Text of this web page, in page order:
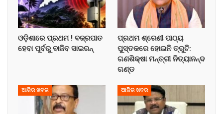
ଓଡ଼ିଶାରେ ପ୍ରଥମ ! ବଜ୍ରପାତ
ହେବା ପୂର୍ବରୁ ବାଜିବ ସାଇରନ୍
ପ୍ରଥମ ଶ୍ରେଣୀ ପାଠ୍ୟ
ପୁସ୍ତକରେ ହୋଇନି ତ୍ରୁଟି:
ଗଣଶିକ୍ଷା ମନ୍ତ୍ରୀ ନିତ୍ୟାନନ୍ଦ
ଗଣ୍ଡ
ଆଜିର ଖବର ଆଜିର ଖବର